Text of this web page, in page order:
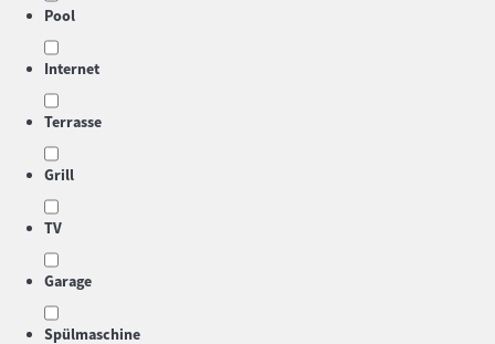
Pool
Internet
Terrasse
Grill
TV
Garage
Spülmaschine